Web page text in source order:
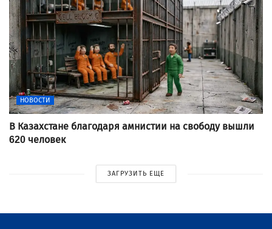
НОВОСТИ
В Казахстане благодаря амнистии на свободу вышли
620 человек
ЗАГРУЗИТЬ ЕЩЕ